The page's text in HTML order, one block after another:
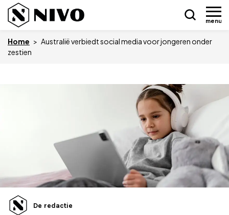
menu
Overledenen
Overige
Home > Australië verbiedt social media voor jongeren onder
zestien
De redactie